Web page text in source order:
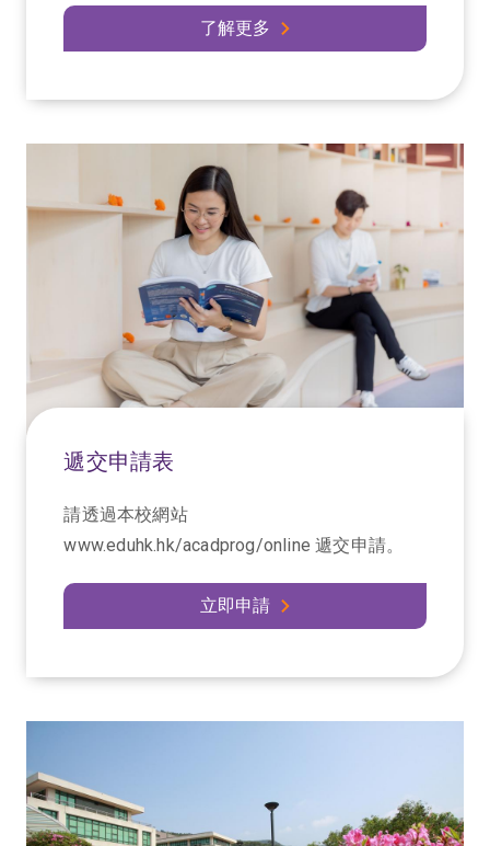
了解更多
遞交申請表
請透過本校網站
www.eduhk.hk/acadprog/online 遞交申請。
立即申請